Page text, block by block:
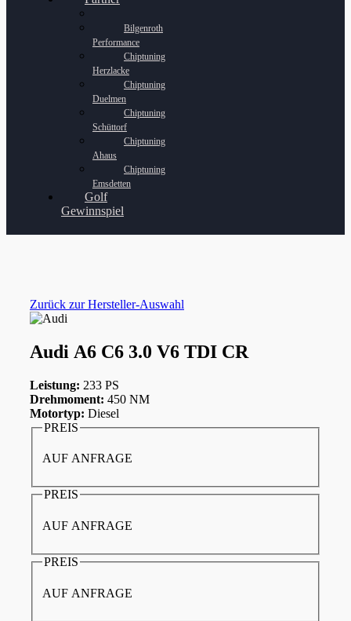
Bilgenroth
Performance
Chiptuning
Herzlacke
Chiptuning
Duelmen
Chiptuning
Schüttorf
Chiptuning
Ahaus
Chiptuning
Emsdetten
Golf
Gewinnspiel
Zurück zur Hersteller-Auswahl
Audi A6 C6 3.0 V6 TDI CR
Leistung: 233 PS
Drehmoment: 450 NM
Motortyp: Diesel
PREIS
AUF ANFRAGE
PREIS
AUF ANFRAGE
PREIS
AUF ANFRAGE